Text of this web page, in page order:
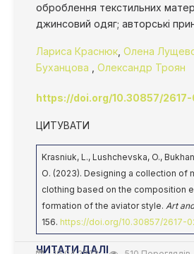
оброблення текстильних
джинсовий одяг; авторські
Лариса Краснюк Олена
Буханцова
Олександр Троян
https://doi.org/10.30857/2617-
ЦИТУВАТИ
Krasniuk, L., Lushchevska, O.,
О. (2023). Designing a collection of
clothing based on the composition
formation of the aviator style. Art
156. https://doi.org/10.30857/2617-
ЧИТАТИ ДАЛІ